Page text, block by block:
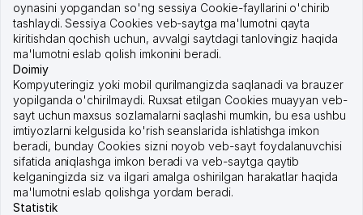
oynasini yopgandan so'ng sessiya Cookie-fayllarini o'chirib
tashlaydi. Sessiya Cookies veb-saytga ma'lumotni qayta
kiritishdan qochish uchun, avvalgi saytdagi tanlovingiz haqida
ma'lumotni eslab qolish imkonini beradi.
Doimiy
Kompyuteringiz yoki mobil qurilmangizda saqlanadi va brauzer
yopilganda o'chirilmaydi. Ruxsat etilgan Cookies muayyan veb-
sayt uchun maxsus sozlamalarni saqlashi mumkin, bu esa ushbu
imtiyozlarni kelgusida ko'rish seanslarida ishlatishga imkon
beradi, bunday Cookies sizni noyob veb-sayt foydalanuvchisi
sifatida aniqlashga imkon beradi va veb-saytga qaytib
kelganingizda siz va ilgari amalga oshirilgan harakatlar haqida
ma'lumotni eslab qolishga yordam beradi.
Statistik